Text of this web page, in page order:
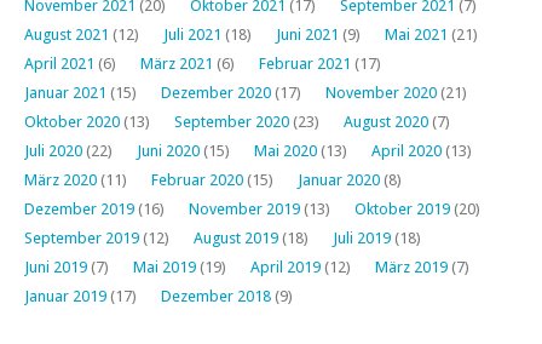
November 2021 (20) Oktober 2021 (17) September 2021 (7)
August 2021 (12) Juli 2021 (18) Juni 2021 (9) Mai 2021 (21)
April 2021 (6) März 2021 (6) Februar 2021 (17)
Januar 2021 (15) Dezember 2020 (17) November 2020 (21)
Oktober 2020 (13) September 2020 (23) August 2020 (7)
Juli 2020 (22) Juni 2020 (15) Mai 2020 (13) April 2020 (13)
März 2020 (11) Februar 2020 (15) Januar 2020 (8)
Dezember 2019 (16) November 2019 (13) Oktober 2019 (20)
September 2019 (12) August 2019 (18) Juli 2019 (18)
Juni 2019 (7) Mai 2019 (19) April 2019 (12) März 2019 (7)
Januar 2019 (17) Dezember 2018 (9)